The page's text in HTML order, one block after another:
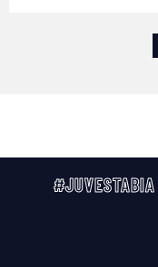
#JUVESTABIA